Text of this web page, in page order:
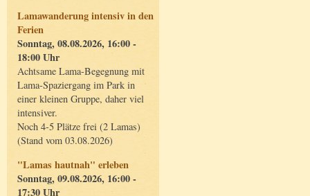
Lamawanderung intensiv in den
Ferien
Sonntag, 08.08.2026, 16:00 -
18:00 Uhr
Achtsame Lama-Begegnung mit
Lama-Spaziergang im Park in
einer kleinen Gruppe, daher viel
intensiver.
Noch 4-5 Plätze frei (2 Lamas)
(Stand vom 03.08.2026)
"Lamas hautnah" erleben
Sonntag, 09.08.2026, 16:00 -
17:30 Uhr